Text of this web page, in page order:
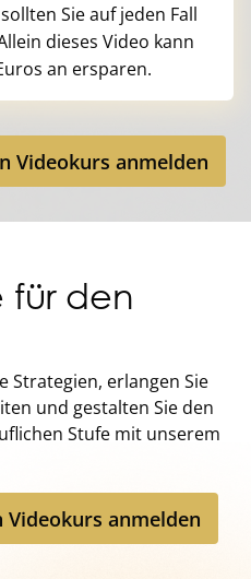
Sie auf jeden Fall
dieses Video kann
an ersparen.
Videokurs anmelden
Videokurs anmelden
für den
Strategien, erlangen Sie
und gestalten Sie den
Stufe mit unserem
Videokurs anmelden
Videokurs anmelden